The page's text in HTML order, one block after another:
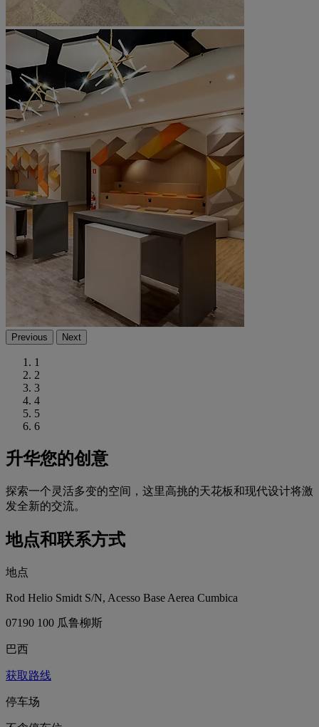
Previous Next
1
2
3
4
5
6
升华您的创意
探索一个灵活多变的空间，这里高挑的天花板和现代设计将激
发全新的交流。
地点和联系方式
地点
Rod Helio Smidt S/N, Acesso Base Aerea Cumbica
07190 100 瓜鲁柳斯
巴西
获取路线
停车场